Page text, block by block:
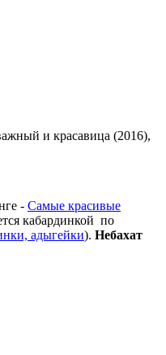
и красавица (2016),
- Самые красивые
кабардинкой по
адыгейки). Небахат